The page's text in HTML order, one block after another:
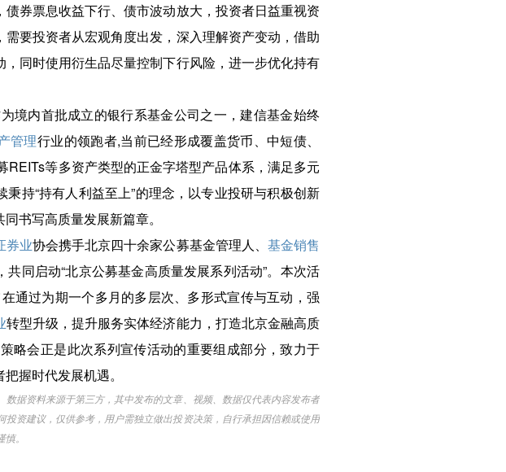
券票息收益下行、债市波动放大，投资者日益重视资
要投资者从宏观角度出发，深入理解资产变动，借助
同时使用衍生品尽量控制下行风险，进一步优化持有
境内首批成立的银行系基金公司之一，建信基金始终
管理行业的领跑者,当前已经形成覆盖货币、中短债、
REITs等多资产类型的正金字塔型产品体系，满足多元
持“持有人利益至上”的理念，以专业投研与积极创新
书写高质量发展新篇章。
券业协会携手北京四十余家公募基金管理人、 基金销售
同启动“北京公募基金高质量发展系列活动”。本次活
通过为期一个多月的多层次、多形式宣传与互动，强
转型升级，提升服务实体经济能力，打造北京金融高质
略会正是此次系列宣传活动的重要组成部分，致力于
把握时代发展机遇。
据资料来源于第三方，其中发布的文章、视频、数据仅代表内容发布者
资建议，仅供参考，用户需独立做出投资决策，自行承担因信赖或使用
。